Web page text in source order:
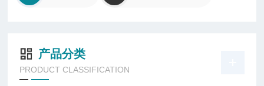
产品分类
PRODUCT CLASSIFICATION